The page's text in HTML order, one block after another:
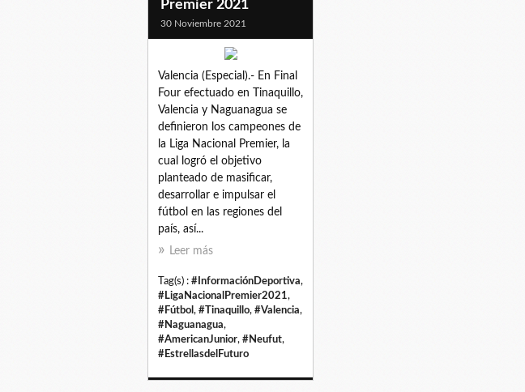
Premier 2021
30 Noviembre 2021
Valencia (Especial).- En Final
Four efectuado en Tinaquillo,
Valencia y Naguanagua se
definieron los campeones de
la Liga Nacional Premier, la
cual logró el objetivo
planteado de masificar,
desarrollar e impulsar el
fútbol en las regiones del
país, así...
Leer más
Tag(s) : #InformaciónDeportiva,
#LigaNacionalPremier2021,
#Fútbol , #Tinaquillo, #Valencia,
#Naguanagua,
#AmericanJunior, #Neufut,
#EstrellasdelFuturo